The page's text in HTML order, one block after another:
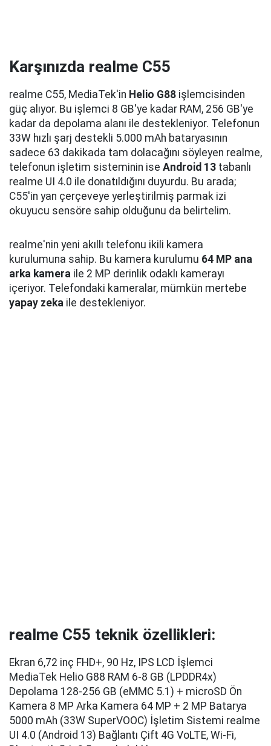
Karşınızda realme C55
realme C55, MediaTek'in Helio G88 işlemcisinden
güç alıyor. Bu işlemci 8 GB'ye kadar RAM, 256 GB'ye
kadar da depolama alanı ile destekleniyor. Telefonun
33W hızlı şarj destekli 5.000 mAh bataryasının
sadece 63 dakikada tam dolacağını söyleyen realme,
telefonun işletim sisteminin ise Android 13 tabanlı
realme UI 4.0 ile donatıldığını duyurdu. Bu arada;
C55'in yan çerçeveye yerleştirilmiş parmak izi
okuyucu sensöre sahip olduğunu da belirtelim.
realme'nin yeni akıllı telefonu ikili kamera
kurulumuna sahip. Bu kamera kurulumu 64 MP ana
arka kamera ile 2 MP derinlik odaklı kamerayı
içeriyor. Telefondaki kameralar, mümkün mertebe
yapay zeka ile destekleniyor.
realme C55 teknik özellikleri:
Ekran 6,72 inç FHD+, 90 Hz, IPS LCD İşlemci
MediaTek Helio G88 RAM 6-8 GB (LPDDR4x)
Depolama 128-256 GB (eMMC 5.1) + microSD Ön
Kamera 8 MP Arka Kamera 64 MP + 2 MP Batarya
5000 mAh (33W SuperVOOC) İşletim Sistemi realme
UI 4.0 (Android 13) Bağlantı Çift 4G VoLTE, Wi-Fi,